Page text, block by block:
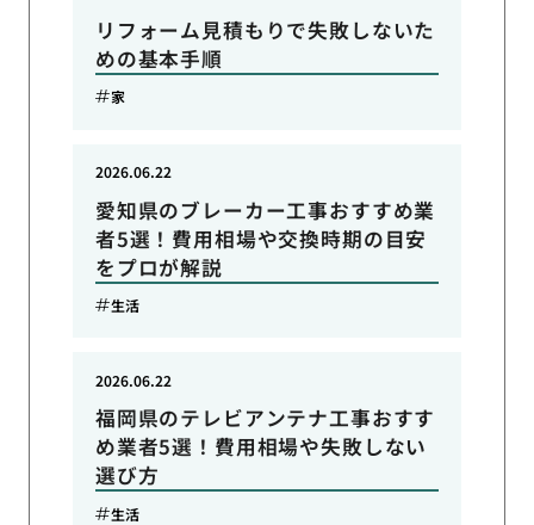
リフォーム見積もりで失敗しないた
めの基本手順
家
愛知県のブレーカー工事おすすめ業
者5選！費用相場や交換時期の目安
をプロが解説
2026.06.22
生活
福岡県のテレビアンテナ工事おすす
め業者5選！費用相場や失敗しない
選び方
2026.06.22
生活